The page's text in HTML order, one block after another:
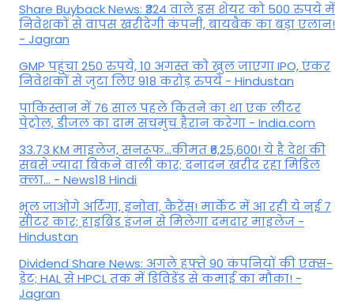
Share Buyback News: ₹324 वाले इस शेयर को 500 रुपये में
निवेशकों से वापस खरीदेगी कंपनी, बायबैक का बड़ा एलान!
- Jagran
GMP पहुंचा 250 रुपये, 10 अगस्त को खुल जाएगा IPO, एंकर
निवेशकों से जुटा लिए 918 करोड़ रुपये - Hindustan
पाकिस्तान में 76 साल पहले कितने का था एक लीटर
पेट्रोल, डीजल का दाम सचमुच हैरान करेगा - India.com
33.73 KM माइलेज, सनरूफ...कीमत ₹6,25,600! ये है देश की
सबसे ज्यादा बिकने वाली कार; दनादन खरीद रहा मिडिल
क्ला... - News18 Hindi
भूल जाओगे अर्टिगा, इनोवा, कैरेंस! मार्केट में आ रही ये नई 7
सीटर कार; हाइब्रिड इंजन से मिलेगा दमदार माइलेज -
Hindustan
Dividend Share News: अगले हफ्ते 90 कंपनियों की एक्स-
डेट; HAL से HPCL तक में डिविडेंड से कमाई का मौका! -
Jagran